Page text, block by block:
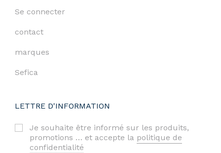
Se connecter
contact
marques
Sefica
LETTRE D'INFORMATION
Je souhaite être informé sur les produits,
promotions … et accepte la politique de
confidentialité